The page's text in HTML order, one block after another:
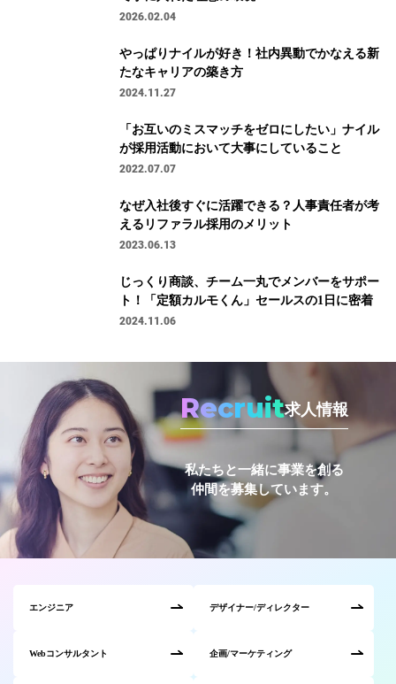
2026.02.04
やっぱりナイルが好き！社内異動でかなえる新
たなキャリアの築き方
2024.11.27
「お互いのミスマッチをゼロにしたい」ナイル
が採用活動において大事にしていること
2022.07.07
なぜ入社後すぐに活躍できる？人事責任者が考
えるリファラル採用のメリット
2023.06.13
じっくり商談、チーム一丸でメンバーをサポー
ト！「定額カルモくん」セールスの1日に密着
2024.11.06
Recruit求人情報
私たちと一緒に事業を創る
仲間を募集しています。
エンジニア デザイナー/ディレクター
Webコンサルタント 企画/マーケティング